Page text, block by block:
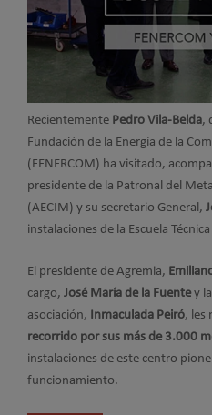
Recientemente Pedro Vila-Belda,
Fundación de la Energía de la
(FENERCOM) ha visitado,
presidente de la Patronal del
(AECIM) y su secretario General,
instalaciones de la Escuela
El presidente de Agremia,
cargo, José María de la Fuentey
asociación, Inmaculada Peiró, les
recorrido por sus más de 3.000
instalaciones de este centro
funcionamiento.